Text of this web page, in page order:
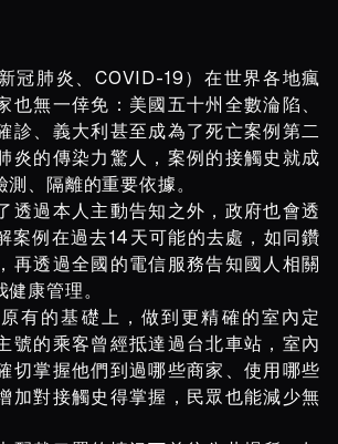
冠肺炎、COVID-19）在世界各地瘋
也無一倖免：美國五十州全數淪陷、
診、義大利甚至成為了死亡案例第二
炎的傳染力驚人，案例的接觸史就成
、隔離的重要依據。
透過本人主動告知之外，政府也會透
案例在過去14天可能的去處，如同鑽
再透過全國的電信服務告知國人相關
康管理。
有的基礎上，做到更精確的室內定
號的乘客曾經抵達過台北車站，室內
切掌握他們到過哪些商家、使用哪些
加對接觸史得掌握，民眾也能減少無